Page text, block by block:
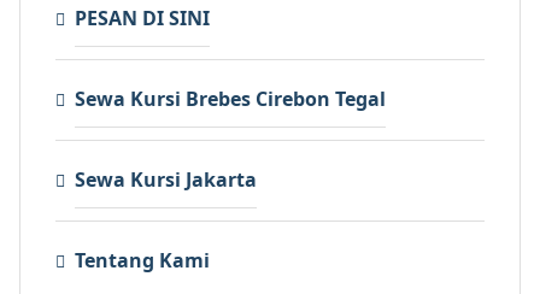
PESAN DI SINI
Sewa Kursi Brebes Cirebon Tegal
Sewa Kursi Jakarta
Tentang Kami